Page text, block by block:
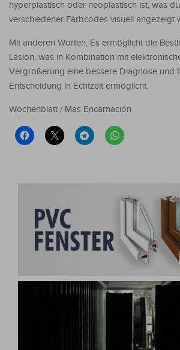
hyperplastisch oder neoplastisch ist, was
verschiedener Farbcodes visuell angezeigt
Mit anderen Worten: Es ermöglicht die
Läsion, was in Kombination mit
Vergrößerung eine bessere Diagnose und
Entscheidung in Echtzeit ermöglicht.
Wochenblatt / Mas Encarnación